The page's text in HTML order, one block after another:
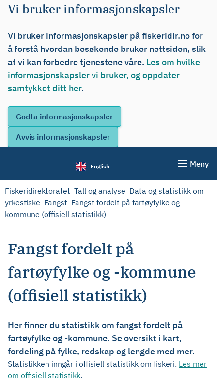
Vi bruker informasjonskapsler
Vi bruker informasjonskapsler på fiskeridir.no for
å forstå hvordan besøkende bruker nettsiden, slik
at vi kan forbedre tjenestene våre. Les om hvilke
informasjonskapsler vi bruker, og oppdater
samtykket ditt her.
English Meny
Fiskeridirektoratet Tall og analyse Data og statistikk om
yrkesfiske Fangst Fangst fordelt på fartøyfylke og -
kommune (offisiell statistikk)
Fangst fordelt på
fartøyfylke og -kommune
(offisiell statistikk)
Her finner du statistikk om fangst fordelt på
fartøyfylke og -kommune. Se oversikt i kart,
fordeling på fylke, redskap og lengde med mer.
Statistikken inngår i offisiell statistikk om fiskeri. Les mer
om offisiell statistikk.